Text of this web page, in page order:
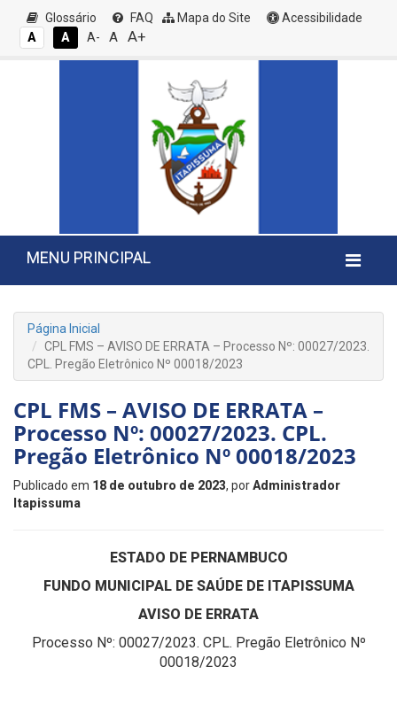
Glossário FAQ Mapa do Site
Acessibilidade
A
A A- A A+
MENU PRINCIPAL
Página Inicial
CPL FMS – AVISO DE ERRATA – Processo Nº: 00027/2023.
CPL. Pregão Eletrônico Nº 00018/2023
CPL FMS – AVISO DE ERRATA –
Processo Nº: 00027/2023. CPL.
Pregão Eletrônico Nº 00018/2023
Publicado em 18 de outubro de 2023, porAdministrador
Itapissuma
ESTADO DE PERNAMBUCO
FUNDO MUNICIPAL DE SAÚDE DE ITAPISSUMA
AVISO DE ERRATA
Processo Nº: 00027/2023. CPL. Pregão Eletrônico Nº
00018/2023